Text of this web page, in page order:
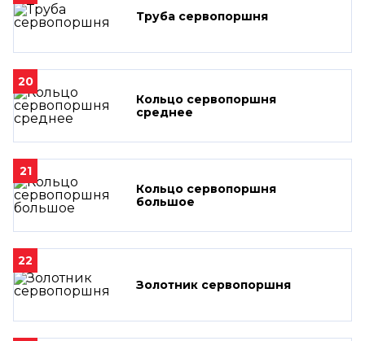
Труба сервопоршня
20
Кольцо сервопоршня
среднее
21
Кольцо сервопоршня
большое
22
Золотник сервопоршня